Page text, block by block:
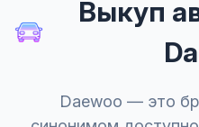
Выкуп
Daewoo — это